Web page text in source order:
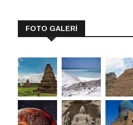
FOTO GALERİ